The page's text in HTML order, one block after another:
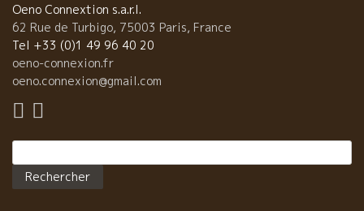
で全く違うスタイルのワインを生み出していった。 これがジャン
クロード・ラパリュの凄いところだ。 最初から自然派グループに
属していたいたら、こんなワインは造らなかっただろう。 これが
ジャン・クロード・ラパリュの独自性を造りあげた。 我々に、ガ
メ品種の多様な側面,可能性を表現して、楽しませてくれている。
Oeno Connextion s.a.r.l.
62 Rue de Turbigo, 75003 Paris, France
Tel +33 (0)1 49 96 40 20
oeno-connexion.fr
oeno.connexion@gmail.com